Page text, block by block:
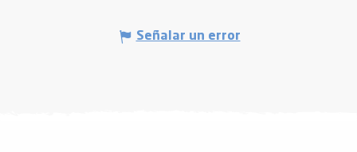
Señalar un error